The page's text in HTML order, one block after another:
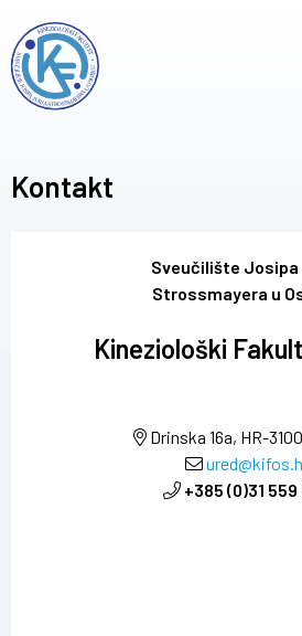
Kontakt
Sveučilište
Strossmayera u
Kineziološki
Drinska 16a, HR-
+385 (0)31 559